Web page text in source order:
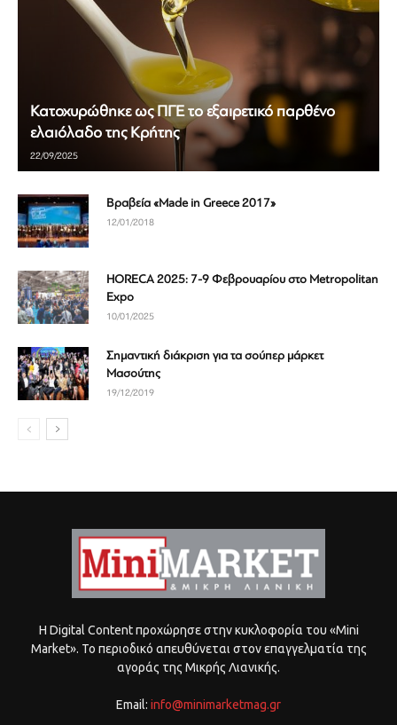
Κατοχυρώθηκε ως ΠΓΕ το εξαιρετικό παρθένο
ελαιόλαδο της Κρήτης
22/09/2025
Βραβεία «Made in Greece 2017»
12/01/2018
HORECA 2025: 7-9 Φεβρουαρίου στο Metropolitan
Expo
10/01/2025
Σημαντική διάκριση για τα σούπερ μάρκετ
Μασούτης
19/12/2019
Η Digital Content προχώρησε στην κυκλοφορία του «Mini
Market». Το περιοδικό απευθύνεται στον επαγγελματία της
αγοράς της Μικρής Λιανικής.
Email: info@minimarketmag.gr